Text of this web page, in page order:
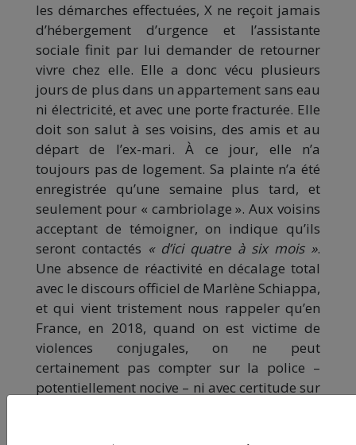
les démarches effectuées, X ne reçoit jamais
d’hébergement d’urgence et l’assistante
sociale finit par lui demander de retourner
vivre chez elle. Elle a donc vécu plusieurs
jours de plus dans un appartement sans eau
ni électricité, et avec une porte fracturée. Elle
doit son salut à ses voisins, des amis et au
départ de l’ex-mari. À ce jour, elle n’a
toujours pas de logement. Sa plainte n’a été
enregistrée qu’une semaine plus tard, et
seulement pour « cambriolage ». Aux voisins
acceptant de témoigner, on indique qu’ils
seront contactés « d’ici quatre à six mois ».
Une absence de réactivité en décalage total
avec le discours officiel de Marlène Schiappa,
et qui vient tristement nous rappeler qu’en
France, en 2018, quand on est victime de
violences conjugales, on ne peut
certainement pas compter sur la police –
potentiellement nocive – ni avec certitude sur